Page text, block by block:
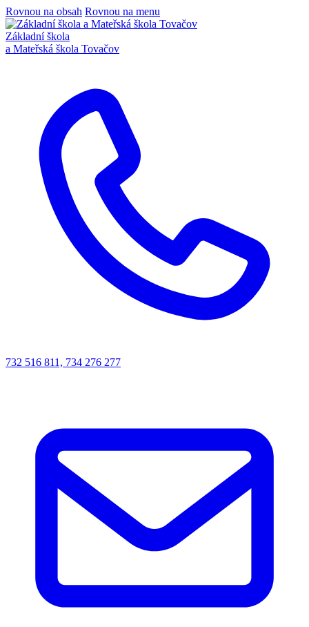
Rovnou na obsah Rovnou na menu
Základní škola
a Mateřská škola Tovačov
732 516 811, 734 276 277